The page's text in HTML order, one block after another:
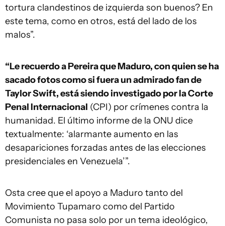
tortura clandestinos de izquierda son buenos? En
este tema, como en otros, está del lado de los
malos”.
“Le recuerdo a Pereira que Maduro, con quien se ha
sacado fotos como si fuera un admirado fan de
Taylor Swift, está siendo investigado por la Corte
Penal Internacional (CPI) por crímenes contra la
humanidad. El último informe de la ONU dice
textualmente: ‘alarmante aumento en las
desapariciones forzadas antes de las elecciones
presidenciales en Venezuela’”.
Osta cree que el apoyo a Maduro tanto del
Movimiento Tupamaro como del Partido
Comunista no pasa solo por un tema ideológico,